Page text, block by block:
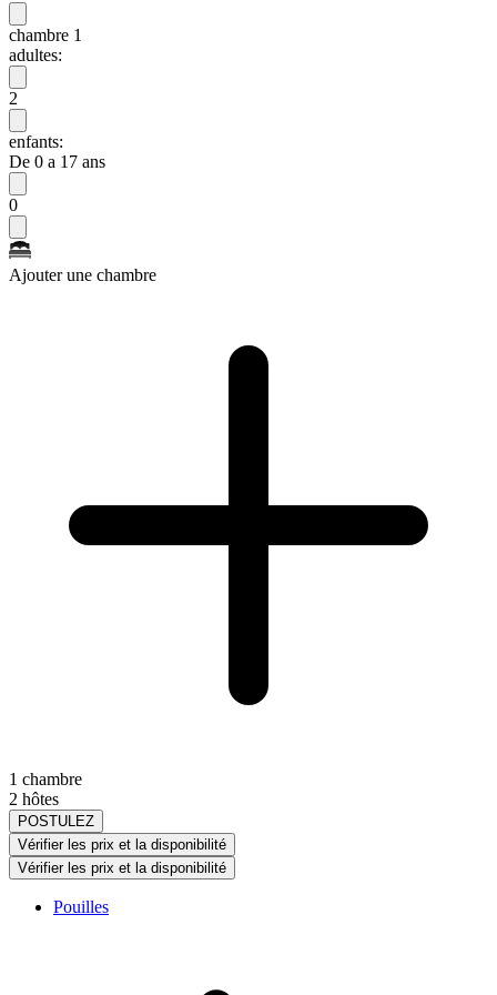
chambre 1
adultes:
2
enfants:
De 0 a 17 ans
0
Ajouter une chambre
1 chambre
2 hôtes
POSTULEZ
Vérifier les prix et la disponibilité
Vérifier les prix et la disponibilité
Pouilles